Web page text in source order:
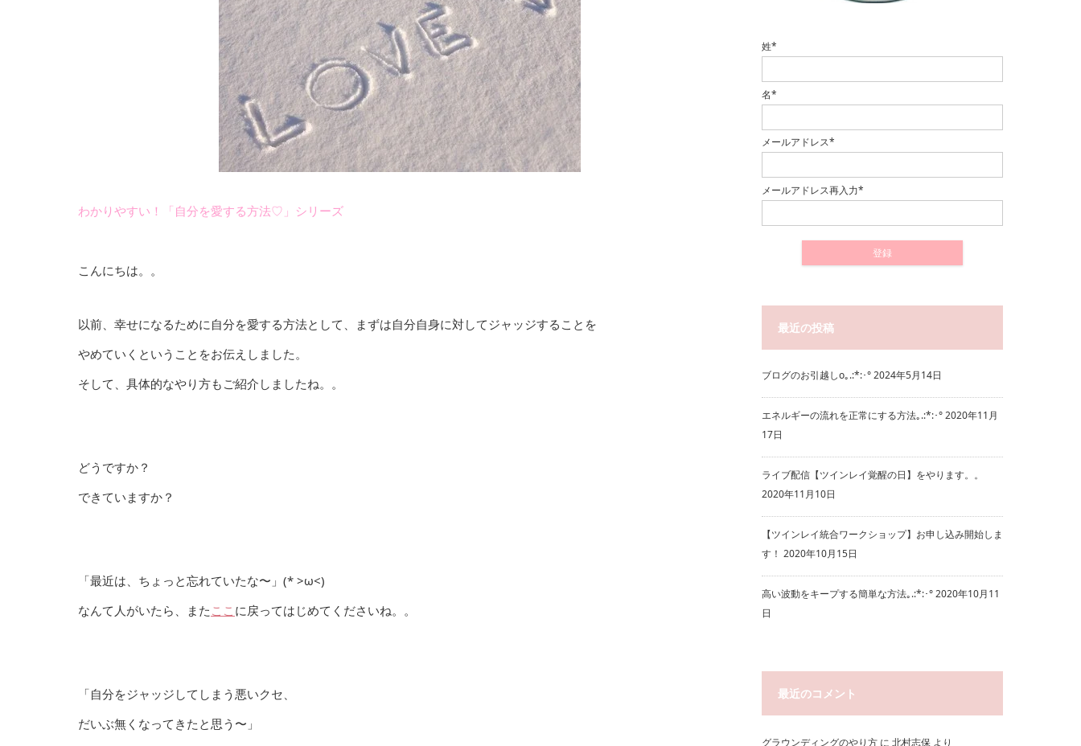
わかりやすい！「自分を愛する方法♡」シリーズ
こんにちは。。
以前、幸せになるために自分を愛する方法として、まずは自分自身に対してジャッジすることを
やめていくということをお伝えしました。
そして、具体的なやり方もご紹介しましたね。。
どうですか？
できていますか？
「最近は、ちょっと忘れていたな〜」(* >ω<)
なんて人がいたら、また ここ に戻ってはじめてくださいね。。
「自分をジャッジしてしまう悪いクセ、
だいぶ無くなってきたと思う〜」
姓*
名*
メールアドレス*
メールアドレス再入力*
最近の投稿
ブログのお引越しo｡.:*:･°2024年5月14日
エネルギーの流れを正常にする方法｡.:*:･°2020年11月
17日
ライブ配信【ツインレイ覚醒の日】をやります。。
2020年11月10日
【ツインレイ統合ワークショップ】お申し込み開始しま
す！ 2020年10月15日
高い波動をキープする簡単な方法｡.:*:･°2020年10月11
日
最近のコメント
グラウンディングのやり方 に 北村志保 より